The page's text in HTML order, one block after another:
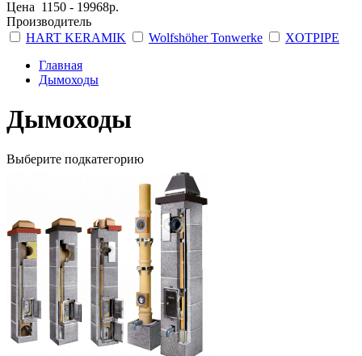
Цена 1150 - 19968р.
Производитель
HART KERAMIK
Wolfshöher Tonwerke
XOTPIPE
Главная
Дымоходы
Дымоходы
Выберите подкатегорию